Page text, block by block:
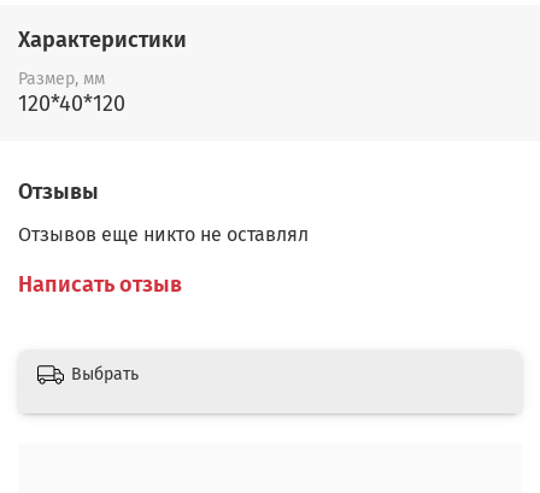
Характеристики
Размер, мм
120*40*120
Отзывы
Отзывов еще никто не оставлял
Написать отзыв
Выбрать